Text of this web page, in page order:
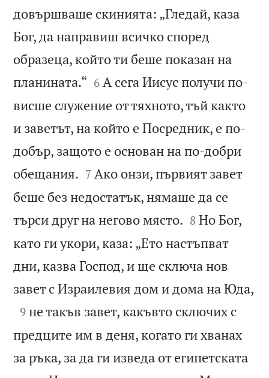
довършваше скинията: „Гледай, каза
Бог, да направиш всичко според
образеца, който ти беше показан на
планината.“ 

6 А сега Иисус получи по-
висше служение от тяхното, тъй както
и заветът, на който е Посредник, е по-
добър, защото е основан на по-добри
обещания. 

7 Ако онзи, първият завет
беше без недостатък, нямаше да се
търси друг на негово място. 

8 Но Бог,
като ги укори, каза: „Ето настъпват
дни, казва Господ, и ще сключа нов
завет с Израилевия дом и дома на Юда,

9 не такъв завет, какъвто сключих с
предците им в деня, когато ги хванах
за ръка, за да ги изведа от египетската